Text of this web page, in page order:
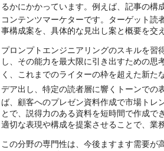
るかにかかっています。例えば、記事の構
コンテンツマーケターです。ターゲット
事構成案を、具体的な見出し案と概要を交
プロンプトエンジニアリングのスキルを
し、その能力を最大限に引き出すための
く、これまでのライターの枠を超えた新た
デア出し、特定の読者層に響くトーンでの
ば、顧客へのプレゼン資料作成で市場トレ
とで、説得力のある資料を短時間で作成
適切な表現や構成を提案させることで、業
この分野の専門性は、今後ますます需要